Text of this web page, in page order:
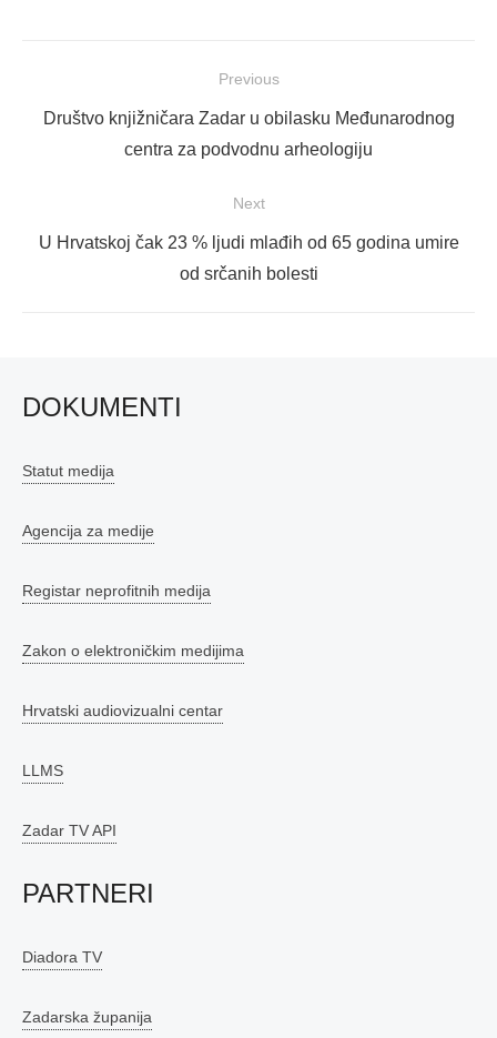
objava
Previous
Previous
Društvo knjižničara Zadar u obilasku Međunarodnog
centra za podvodnu arheologiju
Next
Next
U Hrvatskoj čak 23 % ljudi mlađih od 65 godina umire
od srčanih bolesti
DOKUMENTI
Statut medija
Agencija za medije
Registar neprofitnih medija
Zakon o elektroničkim medijima
Hrvatski audiovizualni centar
LLMS
Zadar TV API
PARTNERI
Diadora TV
Zadarska županija